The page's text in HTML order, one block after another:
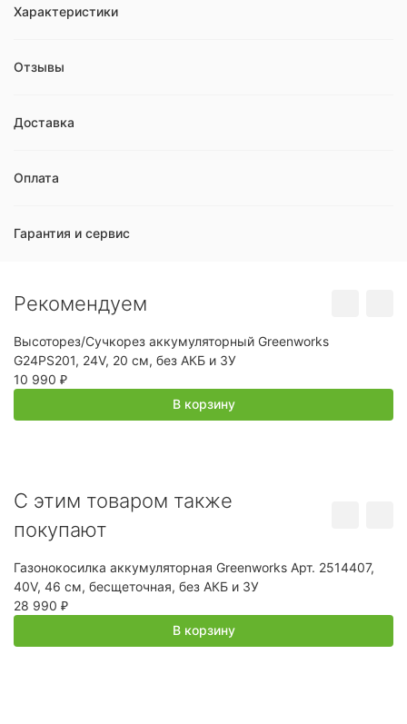
Характеристики
Отзывы
Доставка
Оплата
Гарантия и сервис
Рекомендуем
Высоторез/Сучкорез аккумуляторный Greenworks
G24PS201, 24V, 20 см, без АКБ и ЗУ
10 990 ₽
В корзину
C этим товаром также
покупают
Газонокосилка аккумуляторная Greenworks Арт. 2514407,
40V, 46 см, бесщеточная, без АКБ и ЗУ
28 990 ₽
В корзину